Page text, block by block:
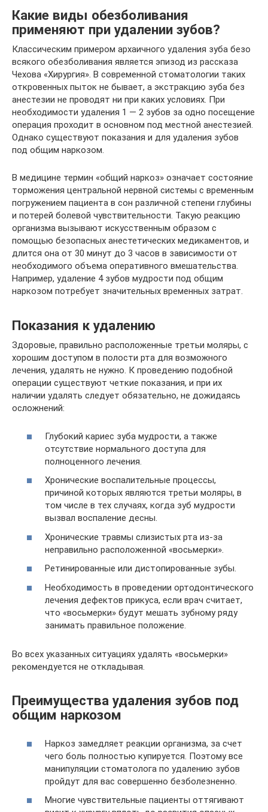
Какие виды обезболивания
применяют при удалении зубов?
Классическим примером архаичного удаления зуба безо
всякого обезболивания является эпизод из рассказа
Чехова «Хирургия». В современной стоматологии таких
откровенных пыток не бывает, а экстракцию зуба без
анестезии не проводят ни при каких условиях. При
необходимости удаления 1 — 2 зубов за одно посещение
операция проходит в основном под местной анестезией.
Однако существуют показания и для удаления зубов
под общим наркозом.
В медицине термин «общий наркоз» означает состояние
торможения центральной нервной системы с временным
погружением пациента в сон различной степени глубины
и потерей болевой чувствительности. Такую реакцию
организма вызывают искусственным образом с
помощью безопасных анестетических медикаментов, и
длится она от 30 минут до 3 часов в зависимости от
необходимого объема оперативного вмешательства.
Например, удаление 4 зубов мудрости под общим
наркозом потребует значительных временных затрат.
Показания к удалению
Здоровые, правильно расположенные третьи моляры, с
хорошим доступом в полости рта для возможного
лечения, удалять не нужно. К проведению подобной
операции существуют четкие показания, и при их
наличии удалять следует обязательно, не дожидаясь
осложнений:
Глубокий кариес зуба мудрости, а также
отсутствие нормального доступа для
полноценного лечения.
Хронические воспалительные процессы,
причиной которых являются третьи моляры, в
том числе в тех случаях, когда зуб мудрости
вызвал воспаление десны.
Хронические травмы слизистых рта из-за
неправильно расположенной «восьмерки».
Ретинированные или дистопированные зубы.
Необходимость в проведении ортодонтического
лечения дефектов прикуса, если врач считает,
что «восьмерки» будут мешать зубному ряду
занимать правильное положение.
Во всех указанных ситуациях удалять «восьмерки»
рекомендуется не откладывая.
Преимущества удаления зубов под
общим наркозом
Наркоз замедляет реакции организма, за счет
чего боль полностью купируется. Поэтому все
манипуляции стоматолога по удалению зубов
пройдут для вас совершенно безболезненно.
Многие чувствительные пациенты оттягивают